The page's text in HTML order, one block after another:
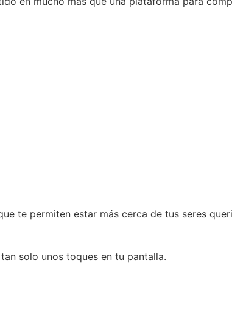
te permiten estar más cerca de tus seres
solo unos toques en tu pantalla.